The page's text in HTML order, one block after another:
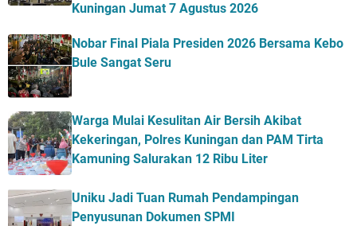
Kuningan Jumat 7 Agustus 2026
Nobar Final Piala Presiden 2026 Bersama Kebo
Bule Sangat Seru
Warga Mulai Kesulitan Air Bersih Akibat
Kekeringan, Polres Kuningan dan PAM Tirta
Kamuning Salurakan 12 Ribu Liter
Uniku Jadi Tuan Rumah Pendampingan
Penyusunan Dokumen SPMI